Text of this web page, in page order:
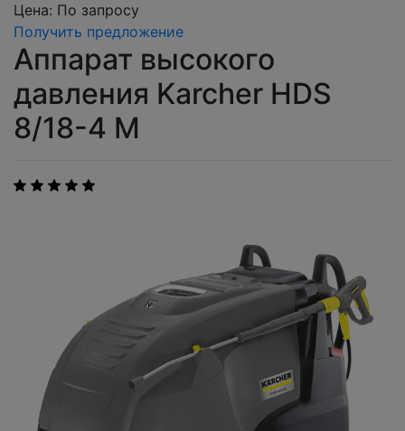
Цена: По запросу
Получить предложение
Аппарат высокого
давления Karcher HDS
8/18-4 M